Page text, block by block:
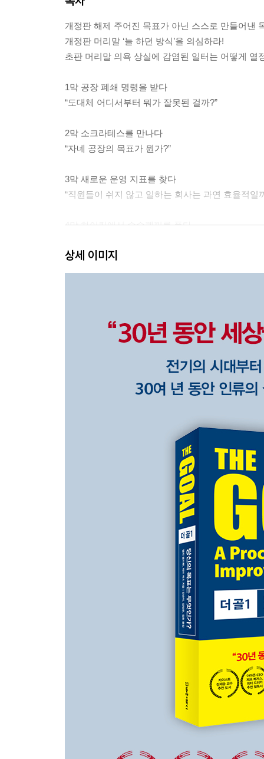
개정판 해제 주어진 목표가 아닌 스스로 만들어낸
개정판 머리말 ‘늘 하던 방식’을 의심하라!
초판 머리말 의욕 상실에 감염된 일터는 어떻게 열
1막 공장 폐쇄 명령을 받다
“도대체 어디서부터 뭐가 잘못된 걸까?”
2막 소크라테스를 만나다
“자네 공장의 목표가 뭔가?”
3막 새로운 운영 지표를 찾다
“직원들이 쉬지 않고 일하는 회사는 과연 효율적일
4막 하이킹에서 수수께끼를 풀다
5막 병목 자원을 찾아 헤매다
“하나의 문제를 해결하면 왜 또 하나의 문제가 생겨
“내 안에 답이 있었는데 왜 그걸 보지 못했을까?”
옮긴이의 말 답은 이미 상식 속에 존재한다
부록-엘리 골드렛 특별 기고문 거인의 어깨 위에서
상세 이미지